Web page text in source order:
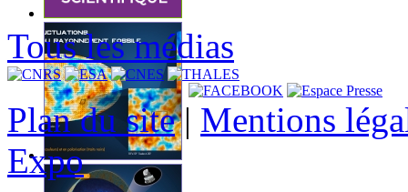
Tous les médias
Plan du site| Mentions
Expo